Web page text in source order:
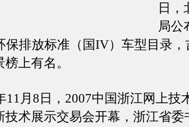
日，
局公
保排放标准（国IV）车型目录
上有名。
月8日，2007中国浙江网上技
技术展示交易会开幕，浙江省委